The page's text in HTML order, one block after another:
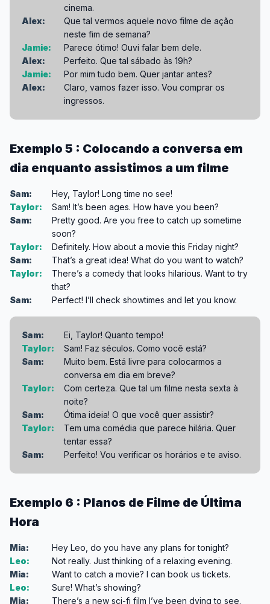
cinema.
Alex:
Que tal vermos aquele novo filme de ação
neste fim de semana?
Jamie:
Parece ótimo! Ouvi falar bem dele.
Alex:
Perfeito. Que tal sábado às 19h?
Jamie:
Por mim tudo bem. Quer jantar antes?
Alex:
Claro, vamos fazer isso. Vou comprar os
ingressos.
Exemplo 5 : Colocando a conversa em
dia enquanto assistimos a um filme
Sam:
Hey, Taylor! Long time no see!
Taylor:
Sam! It’s been ages. How have you been?
Sam:
Pretty good. Are you free to catch up sometime
soon?
Taylor:
Definitely. How about a movie this Friday night?
Sam:
That’s a great idea! What do you want to watch?
Taylor:
There’s a comedy that looks hilarious. Want to try
that?
Sam:
Perfect! I’ll check showtimes and let you know.
Sam:
Ei, Taylor! Quanto tempo!
Taylor:
Sam! Faz séculos. Como você está?
Sam:
Muito bem. Está livre para colocarmos a
conversa em dia em breve?
Taylor:
Com certeza. Que tal um filme nesta sexta à
noite?
Sam:
Ótima ideia! O que você quer assistir?
Taylor:
Tem uma comédia que parece hilária. Quer
tentar essa?
Sam:
Perfeito! Vou verificar os horários e te aviso.
Exemplo 6 : Planos de Filme de Última
Hora
Mia:
Hey Leo, do you have any plans for tonight?
Leo:
Not really. Just thinking of a relaxing evening.
Mia:
Want to catch a movie? I can book us tickets.
Leo:
Sure! What’s showing?
Mia:
There’s a new sci-fi film I’ve been dying to see.